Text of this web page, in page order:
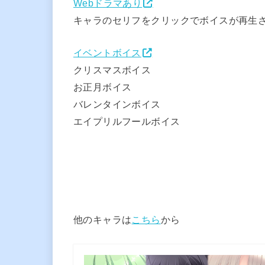
Webドラマあり
キャラのセリフをクリックでボイスが再生
イベントボイス
クリスマスボイス
お正月ボイス
バレンタインボイス
エイプリルフールボイス
他のキャラはこちらから